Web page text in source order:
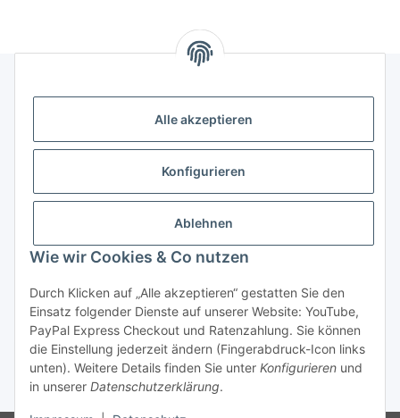
Alle akzeptieren
Konfigurieren
Ablehnen
Wie wir Cookies & Co nutzen
Durch Klicken auf „Alle akzeptieren“ gestatten Sie den
Einsatz folgender Dienste auf unserer Website: YouTube,
PayPal Express Checkout und Ratenzahlung. Sie können
die Einstellung jederzeit ändern (Fingerabdruck-Icon links
unten). Weitere Details finden Sie unter Konfigurieren und
in unserer Datenschutzerklärung.
Vertrag widerrufen
* Alle Preise inkl. gesetzlicher USt., zzgl.Versand